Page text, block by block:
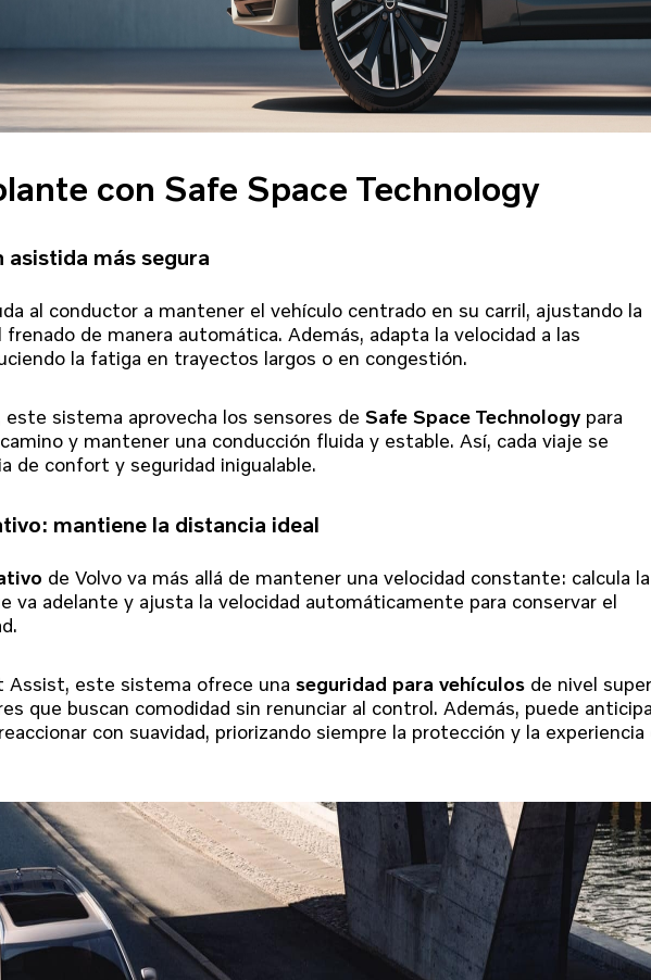
con Safe Space Technology
más segura
al conductor a mantener el vehículo centrado en su carril, ajustando la
frenado de manera automática. Además, adapta la velocidad a las
la fatiga en trayectos largos o en congestión.
sistema aprovecha los sensores deSafe Space Technology para
y mantener una conducción fluida y estable. Así, cada viaje se
de confort y seguridad inigualable.
mantiene la distancia ideal
de Volvo va más allá de mantener una velocidad constante: calcula la
va adelante y ajusta la velocidad automáticamente para conservar el
Assist, este sistema ofrece unaseguridad para vehículos de nivel
que buscan comodidad sin renunciar al control. Además, puede
con suavidad, priorizando siempre la protección y la experiencia